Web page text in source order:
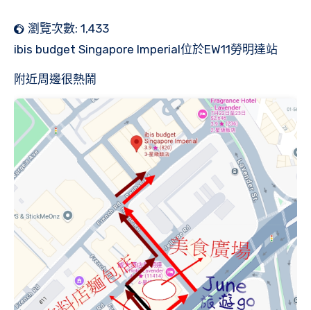
瀏覽次數: 1,433
ibis budget Singapore Imperial位於EW11勞明達站
附近周邊很熱鬧